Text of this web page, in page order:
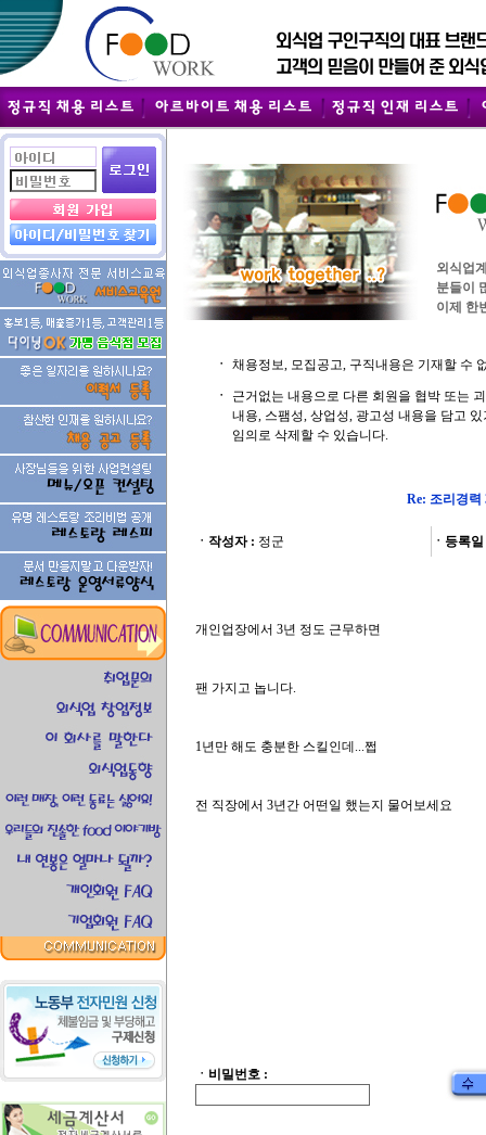
외식업
분들이
이제 한
ㆍ 채용정보, 모집공고, 구직내용은 기재할 수
ㆍ
근거없는 내용으로 다른 회원을 협박 또는
내용, 스팸성, 상업성, 광고성 내용을 담고
임의로 삭제할 수 있습니다.
Re: 조리경력
ㆍ작성자 : 정군 ㆍ등록
개인업장에서 3년 정도 근무하면
팬 가지고 놉니다.
1년만 해도 충분한 스킬인데...쩝
전 직장에서 3년간 어떤일 했는지 물어보세요
ㆍ비밀번호 :